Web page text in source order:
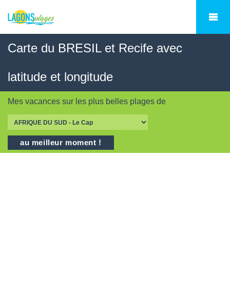
Carte du BRESIL et Recife avec
latitude et longitude
Mes vacances sur les plus belles plages de
au meilleur moment !